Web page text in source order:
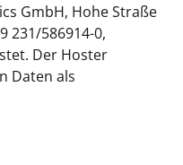
GmbH, Hohe Straße
231/586914-0,
Der Hoster
Daten als